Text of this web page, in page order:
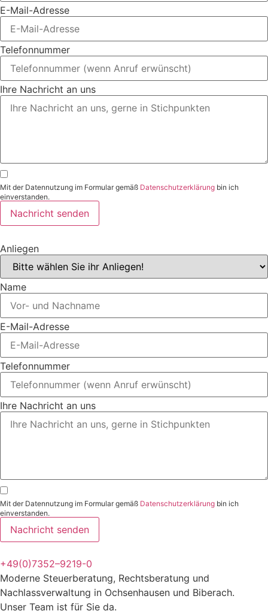
E-Mail-Adresse
Telefonnummer
Ihre Nachricht an uns
Mit der Datennutzung im Formular gemäß Datenschutzerklärung bin ich
einverstanden.
Nachricht senden
Anliegen
Name
E-Mail-Adresse
Telefonnummer
Ihre Nachricht an uns
Mit der Datennutzung im Formular gemäß Datenschutzerklärung bin ich
einverstanden.
Nachricht senden
+49(0)7352–9219-0
Moderne Steuerberatung, Rechtsberatung und
Nachlassverwaltung in Ochsenhausen und Biberach.
Unser Team ist für Sie da.